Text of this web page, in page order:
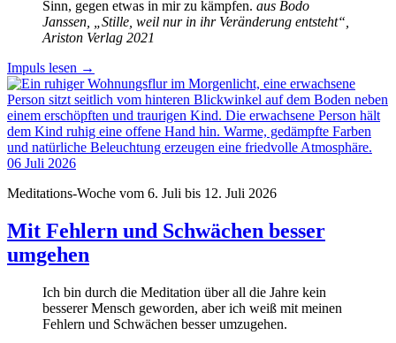
Sinn, gegen etwas in mir zu kämpfen. aus Bodo
Janssen, „Stille, weil nur in ihr Veränderung entsteht“,
Ariston Verlag 2021
Impuls lesen →
06 Juli 2026
Meditations-Woche vom 6. Juli bis 12. Juli 2026
Mit Fehlern und Schwächen besser
umgehen
Ich bin durch die Meditation über all die Jahre kein
besserer Mensch geworden, aber ich weiß mit meinen
Fehlern und Schwächen besser umzugehen.